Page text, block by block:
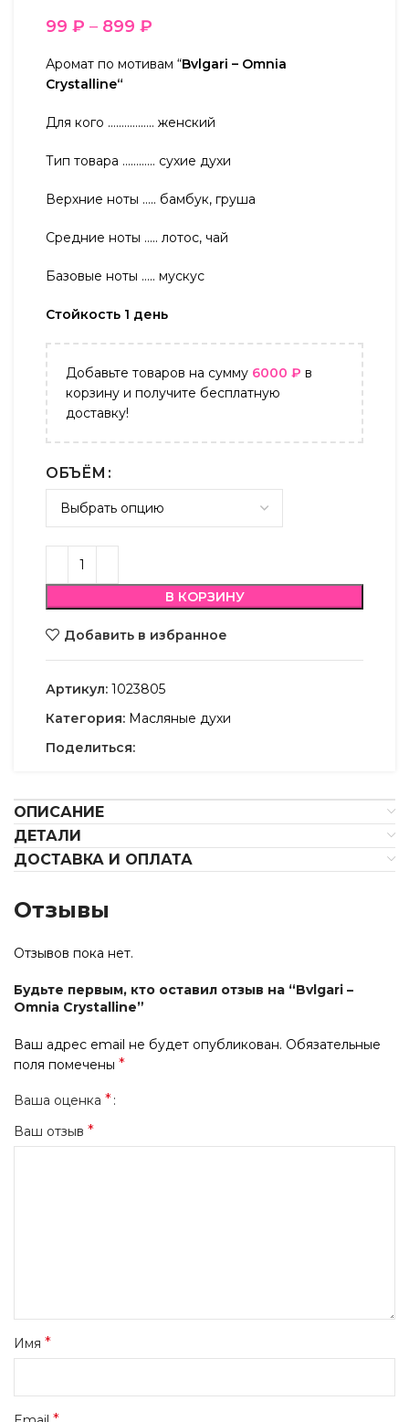
99 ₽ – 899 ₽
Аромат по мотивам “Bvlgari – Omnia
Crystalline“
Для кого …………….. женский
Тип товара ………… сухие духи
Верхние ноты ….. бамбук, груша
Средние ноты ….. лотос, чай
Базовые ноты ….. мускус
Стойкость 1 день
Добавьте товаров на сумму 6000 ₽ в
корзину и получите бесплатную
доставку!
ОБЪЁМ
В КОРЗИНУ
Добавить в избранное
Артикул: 1023805
Категория: Масляные духи
Поделиться:
ОПИСАНИЕ
ДЕТАЛИ
ДОСТАВКА И ОПЛАТА
Отзывы
Отзывов пока нет.
Будьте первым, кто оставил отзыв на “Bvlgari –
Omnia Crystalline”
Ваш адрес email не будет опубликован. Обязательные
поля помечены *
Ваша оценка *
Ваш отзыв *
Имя *